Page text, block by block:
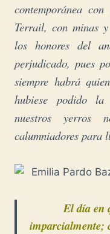
contemporánea
Terrail, con minas
los honores del
perjudicado, pues
siempre habrá
hubiese podido
nuestros yerros
calumniadores para
El día en
imparcialmente;